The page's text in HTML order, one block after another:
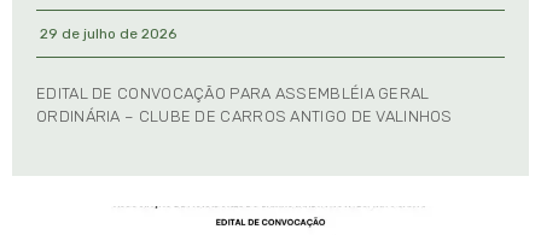
29 de julho de 2026
EDITAL DE CONVOCAÇÃO PARA ASSEMBLÉIA GERAL
ORDINÁRIA – CLUBE DE CARROS ANTIGO DE VALINHOS